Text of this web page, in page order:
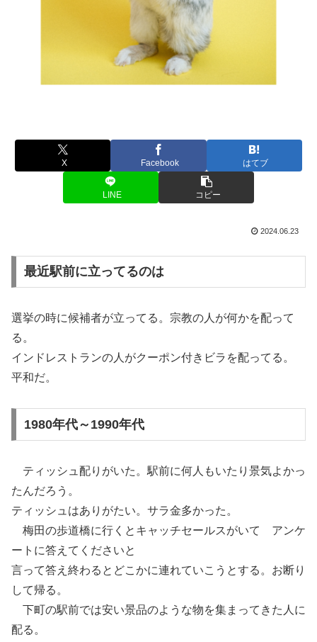
X Facebook はてブ
LINE コピー
2024.06.23
最近駅前に立ってるのは
選挙の時に候補者が立ってる。宗教の人が何かを配って
る。
インドレストランの人がクーポン付きビラを配ってる。
平和だ。
1980年代～1990年代
ティッシュ配りがいた。駅前に何人もいたり景気よかっ
たんだろう。
ティッシュはありがたい。サラ金多かった。
梅田の歩道橋に行くとキャッチセールスがいて アンケ
ートに答えてくださいと
言って答え終わるとどこかに連れていこうとする。お断り
して帰る。
下町の駅前では安い景品のような物を集まってきた人に
配る。